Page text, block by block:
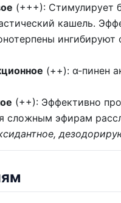
(+++): Стимулирует
кашель.
ингибируют
(++): α-пинен
(++): Эффективно
сложным эфирам